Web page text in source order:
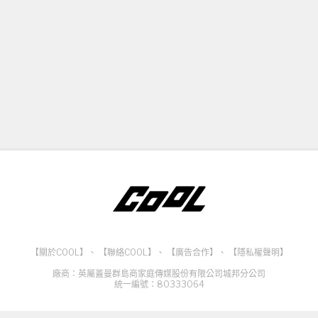
【關於COOL】 、 【聯絡COOL】 、 【廣告合作】 、
【隱私權聲明】
廠商：英屬蓋曼群島商家庭傳媒股份有限公司城邦分公司
統一編號：80333064